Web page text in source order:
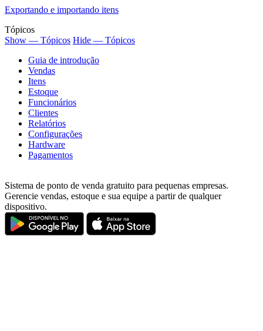
Exportando e importando itens
Tópicos
Show — Tópicos Hide — Tópicos
Guia de introdução
Vendas
Itens
Estoque
Funcionários
Clientes
Relatórios
Configurações
Hardware
Pagamentos
Sistema de ponto de venda gratuito para pequenas empresas.
Gerencie vendas, estoque e sua equipe a partir de qualquer
dispositivo.